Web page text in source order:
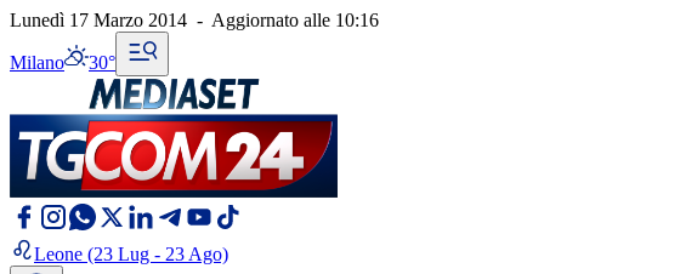
Lunedì 17 Marzo 2014 - Aggiornato alle 10:16
Milano 30°
Leone (23 Lug - 23 Ago)